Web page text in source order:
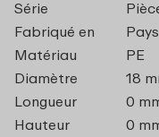
Série
Fabriqué en
Matériau
PE
Diamètre
18
Longueur
0
Hauteur
0